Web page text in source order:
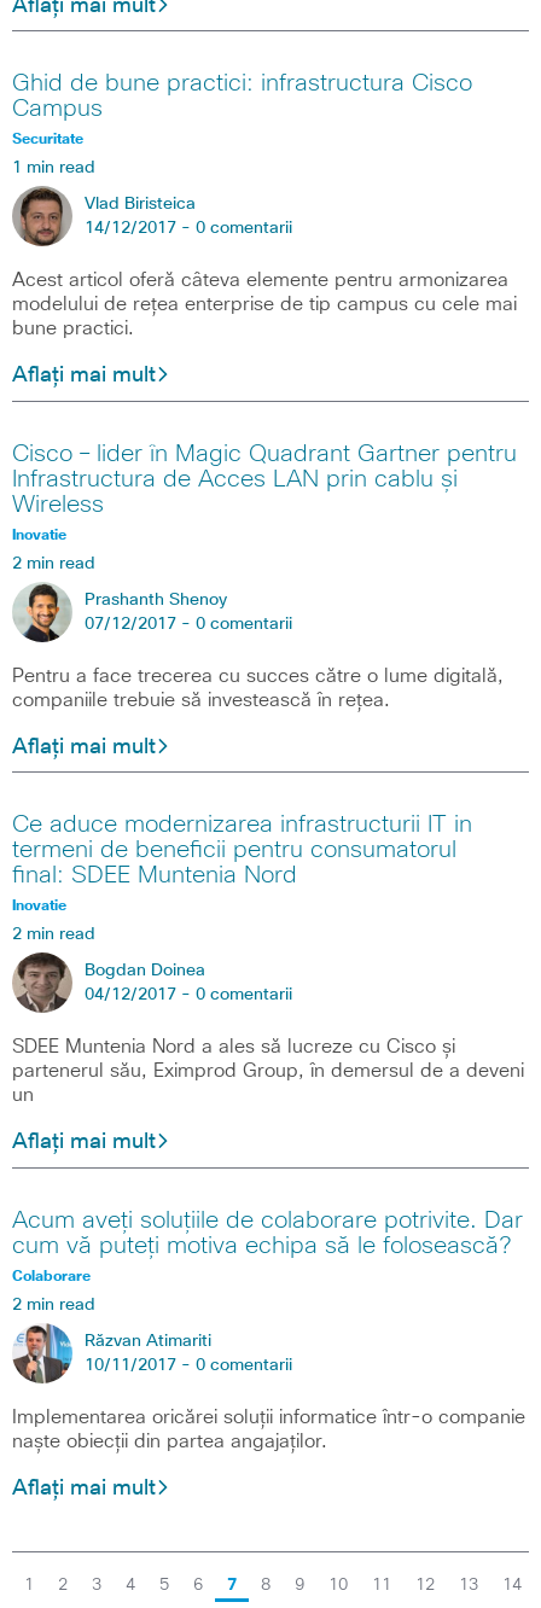
Aflați mai mult
Ghid de bune practici: infrastructura Cisco
Campus
Securitate
1 min read
Vlad Biristeica
14/12/2017 - 0 comentarii
Acest articol oferă câteva elemente pentru armonizarea
modelului de rețea enterprise de tip campus cu cele mai
bune practici.
Aflați mai mult
Cisco – lider în Magic Quadrant Gartner pentru
Infrastructura de Acces LAN prin cablu și
Wireless
Inovatie
2 min read
Prashanth Shenoy
07/12/2017 - 0 comentarii
Pentru a face trecerea cu succes către o lume digitală,
companiile trebuie să investească în rețea.
Aflați mai mult
Ce aduce modernizarea infrastructurii IT in
termeni de beneficii pentru consumatorul
final: SDEE Muntenia Nord
Inovatie
2 min read
Bogdan Doinea
04/12/2017 - 0 comentarii
SDEE Muntenia Nord a ales să lucreze cu Cisco și
partenerul său, Eximprod Group, în demersul de a deveni
un
Aflați mai mult
Acum aveți soluțiile de colaborare potrivite. Dar
cum vă puteți motiva echipa să le folosească?
Colaborare
2 min read
Răzvan Atimariti
10/11/2017 - 0 comentarii
Implementarea oricărei soluții informatice într-o companie
naște obiecții din partea angajaților.
Aflați mai mult
1 2 3 4 5 6 7 8 9 10 11 12 13 14